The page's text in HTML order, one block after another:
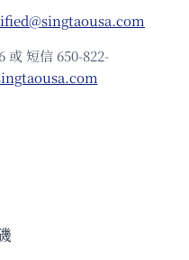
或 短信 650-822-